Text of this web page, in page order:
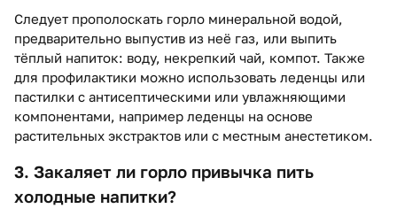
Следует прополоскать горло минеральной водой,
предварительно выпустив из неё газ, или выпить
тёплый напиток: воду, некрепкий чай, компот. Также
для профилактики можно использовать леденцы или
пастилки с антисептическими или увлажняющими
компонентами, например леденцы на основе
растительных экстрактов или с местным анестетиком.
3. Закаляет ли горло привычка пить
холодные напитки?